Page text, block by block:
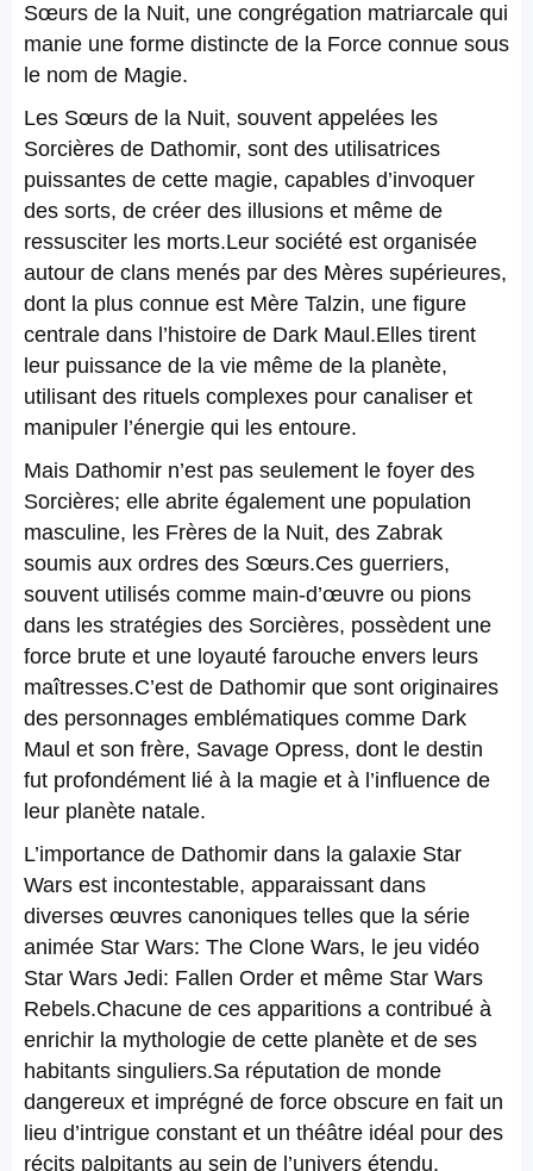
Sœurs de la Nuit, une congrégation matriarcale qui
manie une forme distincte de la Force connue sous
le nom de Magie.
Les Sœurs de la Nuit, souvent appelées les
Sorcières de Dathomir, sont des utilisatrices
puissantes de cette magie, capables d’invoquer
des sorts, de créer des illusions et même de
ressusciter les morts.Leur société est organisée
autour de clans menés par des Mères supérieures,
dont la plus connue est Mère Talzin, une figure
centrale dans l’histoire de Dark Maul.Elles tirent
leur puissance de la vie même de la planète,
utilisant des rituels complexes pour canaliser et
manipuler l’énergie qui les entoure.
Mais Dathomir n’est pas seulement le foyer des
Sorcières; elle abrite également une population
masculine, les Frères de la Nuit, des Zabrak
soumis aux ordres des Sœurs.Ces guerriers,
souvent utilisés comme main-d’œuvre ou pions
dans les stratégies des Sorcières, possèdent une
force brute et une loyauté farouche envers leurs
maîtresses.C’est de Dathomir que sont originaires
des personnages emblématiques comme Dark
Maul et son frère, Savage Opress, dont le destin
fut profondément lié à la magie et à l’influence de
leur planète natale.
L’importance de Dathomir dans la galaxie Star
Wars est incontestable, apparaissant dans
diverses œuvres canoniques telles que la série
animée Star Wars: The Clone Wars, le jeu vidéo
Star Wars Jedi: Fallen Order et même Star Wars
Rebels.Chacune de ces apparitions a contribué à
enrichir la mythologie de cette planète et de ses
habitants singuliers.Sa réputation de monde
dangereux et imprégné de force obscure en fait un
lieu d’intrigue constant et un théâtre idéal pour des
récits palpitants au sein de l’univers étendu.